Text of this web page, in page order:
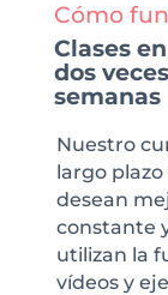
Cómo
Clases
dos
semanas
Nuestro
largo
desean
constante
utilizan la
vídeos y